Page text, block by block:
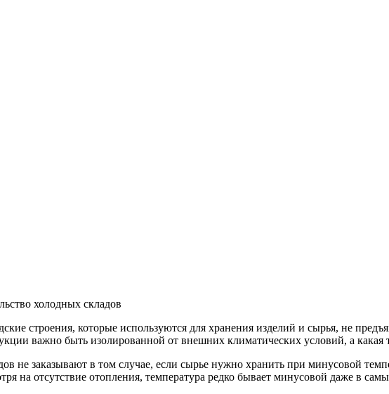
холодных складов
строения, которые используются для хранения изделий и сырья, не
важно быть изолированной от внешних климатических условий, а какая
не заказывают в том случае, если сырье нужно хранить при минусовой
на отсутствие отопления, температура редко бывает минусовой даже в